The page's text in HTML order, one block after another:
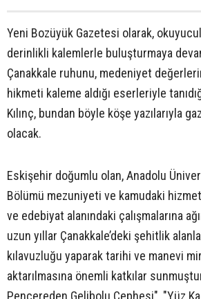
Yeni Bozüyük Gazetesi olarak,
derinlikli kalemlerle buluşturmaya
Çanakkale ruhunu, medeniyet
hikmeti kaleme aldığı eserleriyle
Kılınç, bundan böyle köşe yazılarıyla
olacak.
Eskişehir doğumlu olan, Anadolu
Bölümü mezuniyeti ve kamudaki
ve edebiyat alanındaki çalışmalarına
uzun yıllar Çanakkale’deki şehitlik
kılavuzluğu yaparak tarihi ve manevi
aktarılmasına önemli katkılar
Pencereden Gelibolu Cephesi", "Yüz